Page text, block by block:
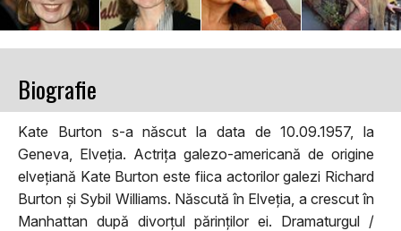
Biografie
Kate Burton s-a născut la data de 10.09.1957, la
Geneva, Elveția. Actrița galezo-americană de origine
elvețiană Kate Burton este fiica actorilor galezi Richard
Burton și Sybil Williams. Născută în Elveția, a crescut în
Manhattan după divorțul părinților ei. Dramaturgul /